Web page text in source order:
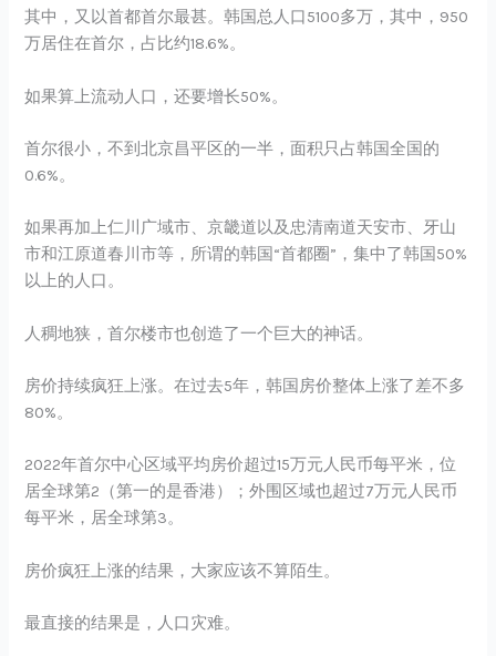
其中，又以首都首尔最甚。韩国总人口5100多万，其中，950
万居住在首尔，占比约18.6%。
如果算上流动人口，还要增长50%。
首尔很小，不到北京昌平区的一半，面积只占韩国全国的
0.6%。
如果再加上仁川广域市、京畿道以及忠清南道天安市、牙山
市和江原道春川市等，所谓的韩国“首都圈”，集中了韩国50%
以上的人口。
人稠地狭，首尔楼市也创造了一个巨大的神话。
房价持续疯狂上涨。在过去5年，韩国房价整体上涨了差不多
80%。
2022年首尔中心区域平均房价超过15万元人民币每平米，位
居全球第2（第一的是香港）；外围区域也超过7万元人民币
每平米，居全球第3。
房价疯狂上涨的结果，大家应该不算陌生。
最直接的结果是，人口灾难。